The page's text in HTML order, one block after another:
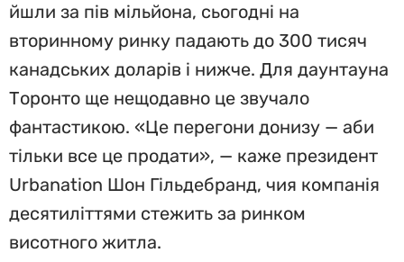
йшли за пів мільйона, сьогодні на
вторинному ринку падають до 300 тисяч
канадських доларів і нижче. Для даунтауна
Торонто ще нещодавно це звучало
фантастикою. «Це перегони донизу — аби
тільки все це продати», — каже президент
Urbanation Шон Гільдебранд, чия компанія
десятиліттями стежить за ринком
висотного житла.